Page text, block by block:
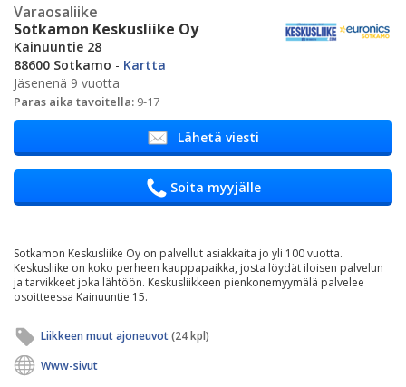
Varaosaliike
Sotkamon Keskusliike Oy
Kainuuntie 28
88600 Sotkamo - Kartta
Jäsenenä 9 vuotta
Paras aika tavoitella: 9-17
Lähetä viesti
Soita myyjälle
Sotkamon Keskusliike Oy on palvellut asiakkaita jo yli 100 vuotta.
Keskusliike on koko perheen kauppapaikka, josta löydät iloisen palvelun
ja tarvikkeet joka lähtöön. Keskusliikkeen pienkonemyymälä palvelee
osoitteessa Kainuuntie 15.
Liikkeen muut ajoneuvot(24 kpl)
Www-sivut